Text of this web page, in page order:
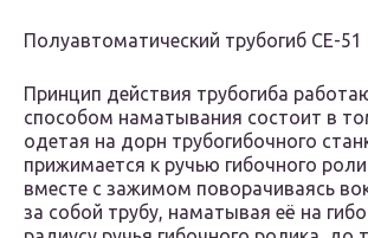
Полуавтоматический трубогиб СЕ-51
Принцип действия трубогиба
способом наматывания состоит в
одетая на дорн трубогибочного
прижимается к ручью гибочного
вместе с зажимом поворачиваясь
за собой трубу, наматывая её на